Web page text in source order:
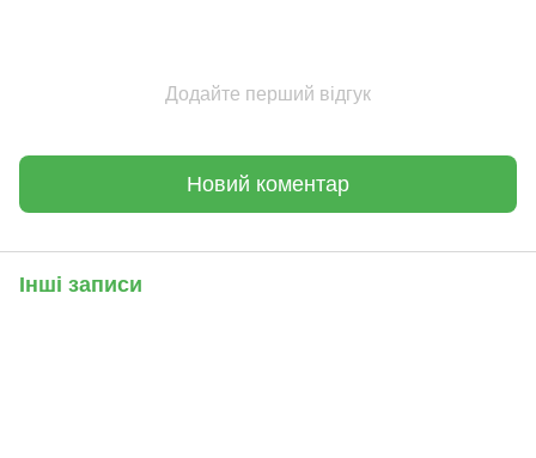
Додайте перший відгук
Новий коментар
Інші записи